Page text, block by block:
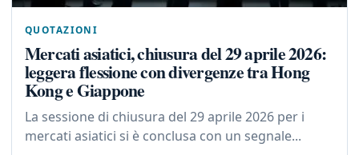
QUOTAZIONI
Mercati asiatici, chiusura del 29 aprile 2026:
leggera flessione con divergenze tra Hong
Kong e Giappone
La sessione di chiusura del 29 aprile 2026 per i
mercati asiatici si è conclusa con un segnale...